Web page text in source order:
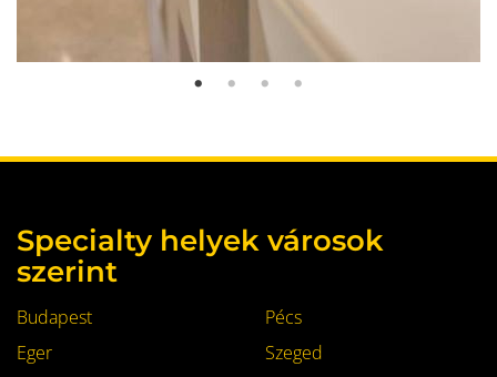
Specialty helyek városok
szerint
Budapest
Pécs
Eger
Szeged